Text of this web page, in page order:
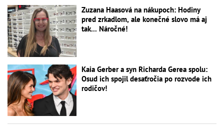
Zuzana Haasová na nákupoch: Hodiny
pred zrkadlom, ale konečné slovo má aj
tak... Náročné!
Kaia Gerber a syn Richarda Gerea spolu:
Osud ich spojil desaťročia po rozvode ich
rodičov!